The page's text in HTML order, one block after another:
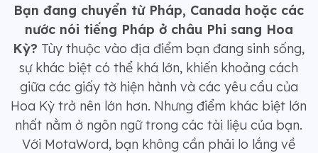
Bạn đang chuyển từ Pháp, Canada hoặc các
nước nói tiếng Pháp ở châu Phi sang Hoa
Kỳ? Tùy thuộc vào địa điểm bạn đang sinh sống,
sự khác biệt có thể khá lớn, khiến khoảng cách
giữa các giấy tờ hiện hành và các yêu cầu của
Hoa Kỳ trở nên lớn hơn. Nhưng điểm khác biệt lớn
nhất nằm ở ngôn ngữ trong các tài liệu của bạn.
Với MotaWord, bạn không cần phải lo lắng về